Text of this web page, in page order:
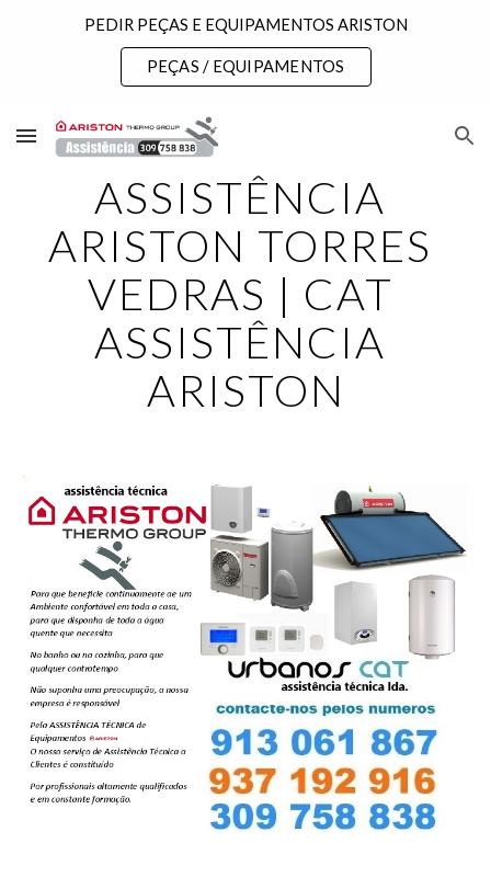
Skip to main content
PEDIR PEÇAS E EQUIPAMENTOS ARISTON
PEÇAS / EQUIPAMENTOS
ASSISTÊNCIA
ARISTON TORRES
VEDRAS | CAT
ASSISTÊNCIA
ARISTON